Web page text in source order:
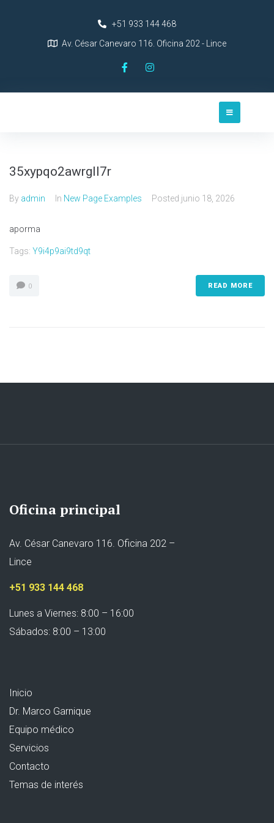
+51 933 144 468
Av. César Canevaro 116. Oficina 202 - Lince
35xypqo2awrgll7r
By admin In New Page Examples Posted junio 18, 2026
aporma
Tags: Y9i4p9ai9td9qt
0 READ MORE
Oficina principal
Av. César Canevaro 116. Oficina 202 –
Lince
+51 933 144 468
Lunes a Viernes: 8:00 – 16:00
Sábados: 8:00 – 13:00
Inicio
Dr. Marco Garnique
Equipo médico
Servicios
Contacto
Temas de interés